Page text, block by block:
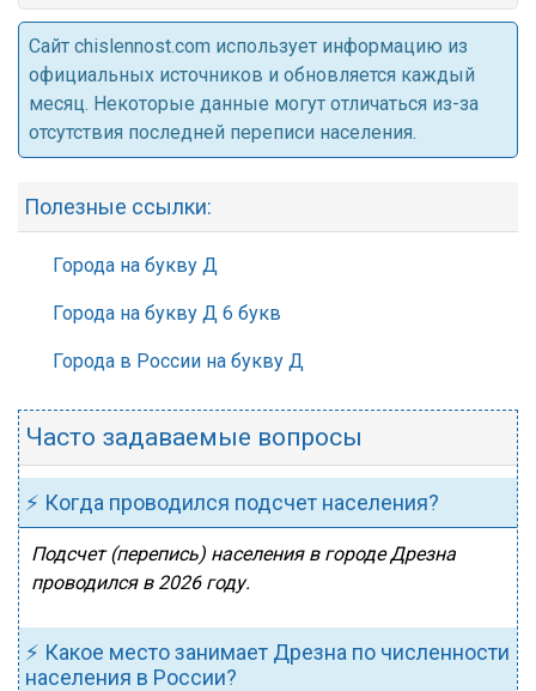
Cайт chislennost.com использует информацию из
официальных источников и обновляется каждый
месяц. Некоторые данные могут отличаться из-за
отсутствия последней переписи населения.
Полезные ссылки:
Города на букву Д
Города на букву Д 6 букв
Города в России на букву Д
Часто задаваемые вопросы
⚡ Когда проводился подсчет населения?
Подсчет (перепись) населения в городе Дрезна
проводился в 2026 году.
⚡ Какое место занимает Дрезна по численности
населения в России?